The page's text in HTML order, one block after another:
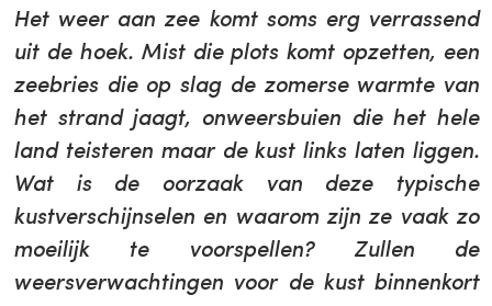
Het weer aan zee komt soms erg verrassend
uit de hoek. Mist die plots komt opzetten, een
zeebries die op slag de zomerse warmte van
het strand jaagt, onweersbuien die het hele
land teisteren maar de kust links laten liggen.
Wat is de oorzaak van deze typische
kustverschijnselen en waarom zijn ze vaak zo
moeilijk te voorspellen? Zullen de
weersverwachtingen voor de kust binnenkort